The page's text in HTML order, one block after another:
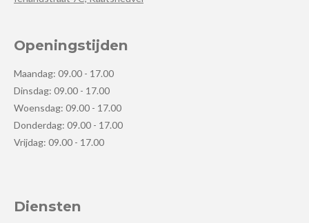
Openingstijden
Maandag: 09.00 - 17.00
Dinsdag: 09.00 - 17.00
Woensdag: 09.00 - 17.00
Donderdag: 09.00 - 17.00
Vrijdag: 09.00 - 17.00
Diensten